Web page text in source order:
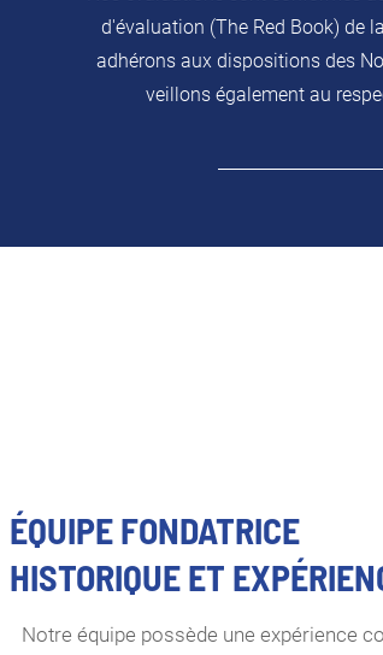
d'évaluation (The Red Book) de
adhérons aux dispositions des
veillons également au
ÉQUIPE FONDATRICE
HISTORIQUE ET
Notre équipe possède une expérience